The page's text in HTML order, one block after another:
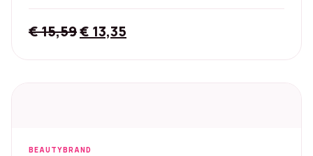
€15,59Original
€ 15,59.
€ 13,35
€ 13,35.
BEAUTYBRAND